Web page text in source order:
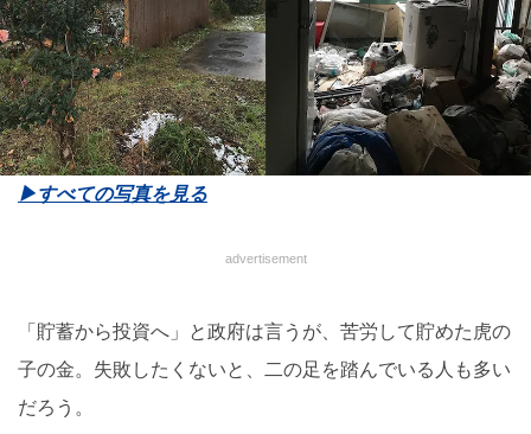
▶︎すべての写真を見る
advertisement
「貯蓄から投資へ」と政府は言うが、苦労して貯めた虎の
子の金。失敗したくないと、二の足を踏んでいる人も多い
だろう。